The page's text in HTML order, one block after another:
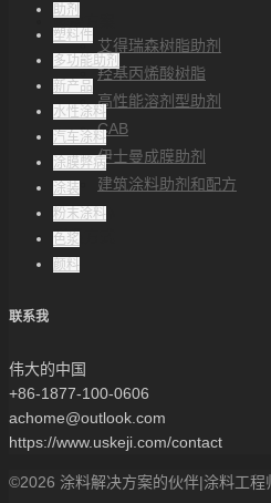
解决方案
艾得瑞森树脂助剂
羟基丙烯酸树脂
高性能溶剂型助剂
CAB
伊士曼成膜助剂
建筑涂料助剂和配方
帮助中心
联系方式
助剂
塑料件
多功能助剂
新产品
水性涂料
汽车涂料
涂膜弊病
涂装
粉末涂料
色浆
颜料
联系我
伟大的中国
+86-1877-100-0606
achome@outlook.com
https://www.uskeji.com/contact
©2026 涂料解决方案的伙伴|涂料工程